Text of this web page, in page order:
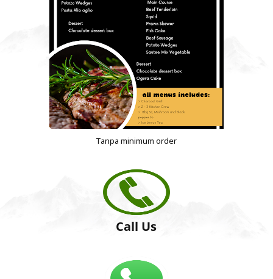
Tanpa minimum order
Call Us